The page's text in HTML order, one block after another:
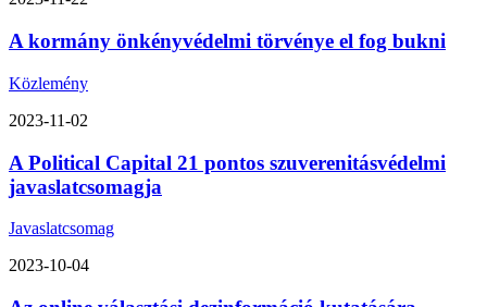
A kormány önkényvédelmi törvénye el fog bukni
Közlemény
2023-11-02
A Political Capital 21 pontos szuverenitásvédelmi
javaslatcsomagja
Javaslatcsomag
2023-10-04